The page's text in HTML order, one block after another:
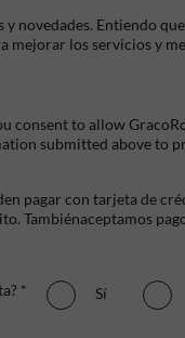
y novedades. Entiendo
mejorar los servicios y
consent to allow
submitted above to
pagar con tarjeta de
Tambiénaceptamos
* Sí